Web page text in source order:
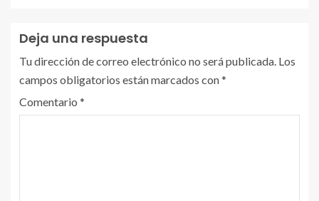
Deja una respuesta
Tu dirección de correo electrónico no será publicada. Los
campos obligatorios están marcados con*
Comentario *